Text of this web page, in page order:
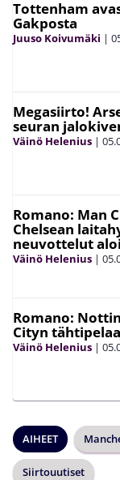
Tottenham
Gakposta
Juuso Koivumäki |
Megasiirto!
seuran
Väinö Helenius |
Romano: Man
Chelsean
neuvottelut
Väinö Helenius |
Romano:
Cityn
Väinö Helenius |
AIHEET
Siirtouutiset